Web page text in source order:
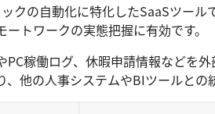
クの自動化に特化したSaaSツー
トワークの実態把握に有効です。
稼働ログ、休暇申請情報など
他の人事システムやBIツールと